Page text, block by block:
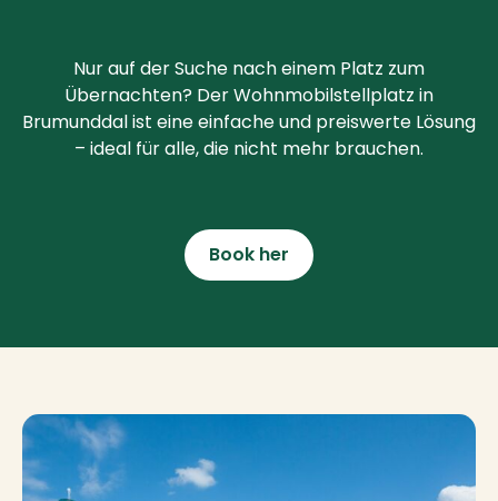
Nur auf der Suche nach einem Platz zum
Übernachten? Der Wohnmobilstellplatz in
Brumunddal ist eine einfache und preiswerte Lösung
– ideal für alle, die nicht mehr brauchen.
Book her